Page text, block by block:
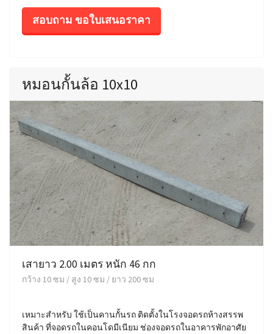
สอบถาม ขอใบเสนอราคา
หมอนกั้นล้อ 10x10
เสายาว 2.00 เมตร หนัก 46 กก
กว้าง 10 ซม / สูง 10 ซม / ยาว 200 ซม
เหมาะสำหรับ ใช้เป็นคานกั้นรถ ติดตั้งในโรงจอดรถห้างสรรพ
สินค้า ที่จอดรถในคอนโดมีเนียม ช่องจอดรถในอาคารพักอาศัย